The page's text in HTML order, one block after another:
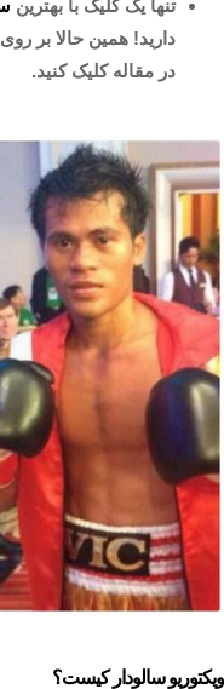
تنها یک کلیک با بهترین
دارید! همین حالا بر
در مقاله کلیک کنید.
ویکتوریو سالودار کیست؟